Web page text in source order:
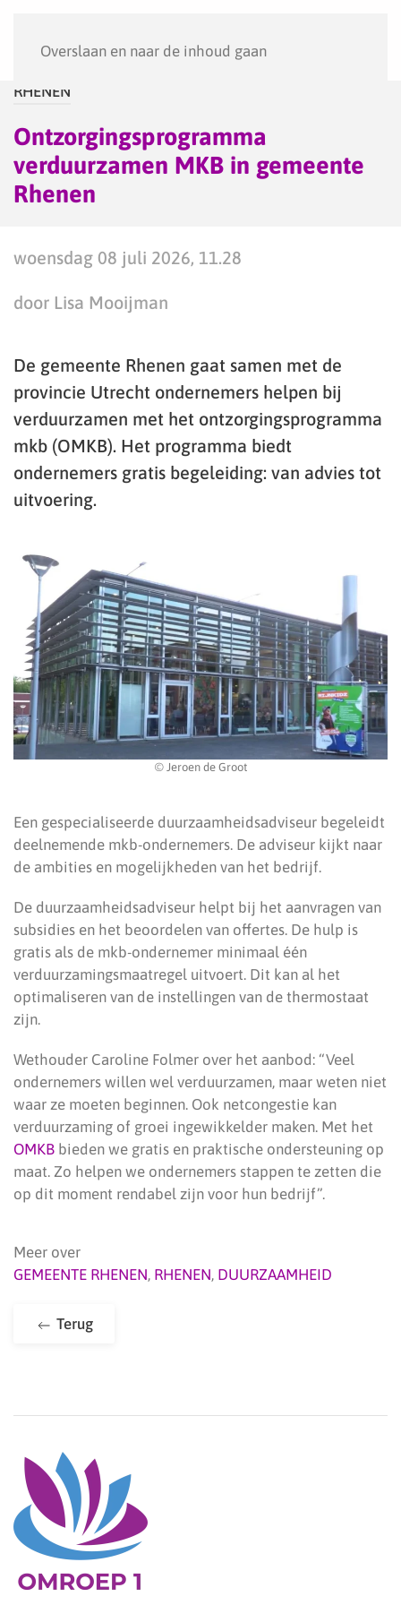
Overslaan en naar de inhoud gaan
RHENEN
Ontzorgingsprogramma
verduurzamen MKB in gemeente
Rhenen
woensdag 08 juli 2026, 11.28
door Lisa Mooijman
De gemeente Rhenen gaat samen met de
provincie Utrecht ondernemers helpen bij
verduurzamen met het ontzorgingsprogramma
mkb (OMKB). Het programma biedt
ondernemers gratis begeleiding: van advies tot
uitvoering.
© Jeroen de Groot
Een gespecialiseerde duurzaamheidsadviseur begeleidt
deelnemende mkb-ondernemers. De adviseur kijkt naar
de ambities en mogelijkheden van het bedrijf.
De duurzaamheidsadviseur helpt bij het aanvragen van
subsidies en het beoordelen van offertes. De hulp is
gratis als de mkb-ondernemer minimaal één
verduurzamingsmaatregel uitvoert. Dit kan al het
optimaliseren van de instellingen van de thermostaat
zijn.
Wethouder Caroline Folmer over het aanbod: “Veel
ondernemers willen wel verduurzamen, maar weten niet
waar ze moeten beginnen. Ook netcongestie kan
verduurzaming of groei ingewikkelder maken. Met het
OMKB bieden we gratis en praktische ondersteuning op
maat. Zo helpen we ondernemers stappen te zetten die
op dit moment rendabel zijn voor hun bedrijf”.
Meer over
GEMEENTE RHENEN, RHENEN, DUURZAAMHEID
Terug